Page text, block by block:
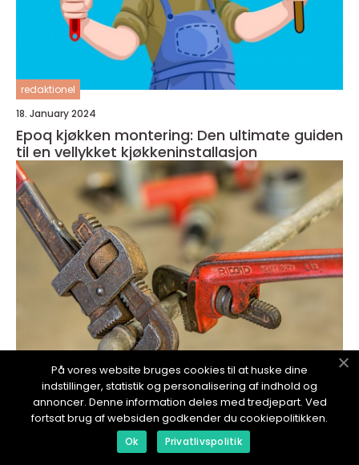
redaktionel
18. January 2024
Epoq kjøkken montering: Den ultimate guiden
til en vellykket kjøkkeninstallasjon
redaktionel
17. January 2024
Vegghengt toalett montering - Det
På vores website bruges cookies til at huske dine
indstillinger, statistik og personalisering af indhold og
annoncer. Denne information deles med tredjepart. Ved
fortsat brug af websiden godkender du cookiepolitikken.
Ok Privatlivspolitik